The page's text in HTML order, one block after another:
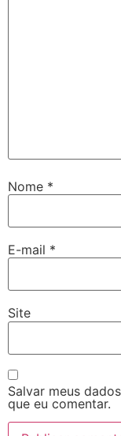
Nome *
E-mail *
Site
Salvar meus
que eu comentar.